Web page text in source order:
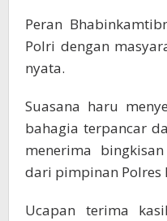
Peran
Polri dengan
nyata.
Suasana haru
bahagia terpancar
menerima
dari pimpinan Polres
Ucapan terima